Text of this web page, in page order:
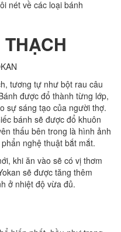
nét về các loại bánh
tương tự như bột rau câu
được đổ thành từng lớp,
sự sáng tạo của người thợ.
bánh sẽ được đổ khuôn
thấu bên trong là hình ảnh
nghệ thuật bắt mắt.
khi ăn vào sẽ có vị thơm
sẽ được tăng thêm
ở nhiệt độ vừa đủ.